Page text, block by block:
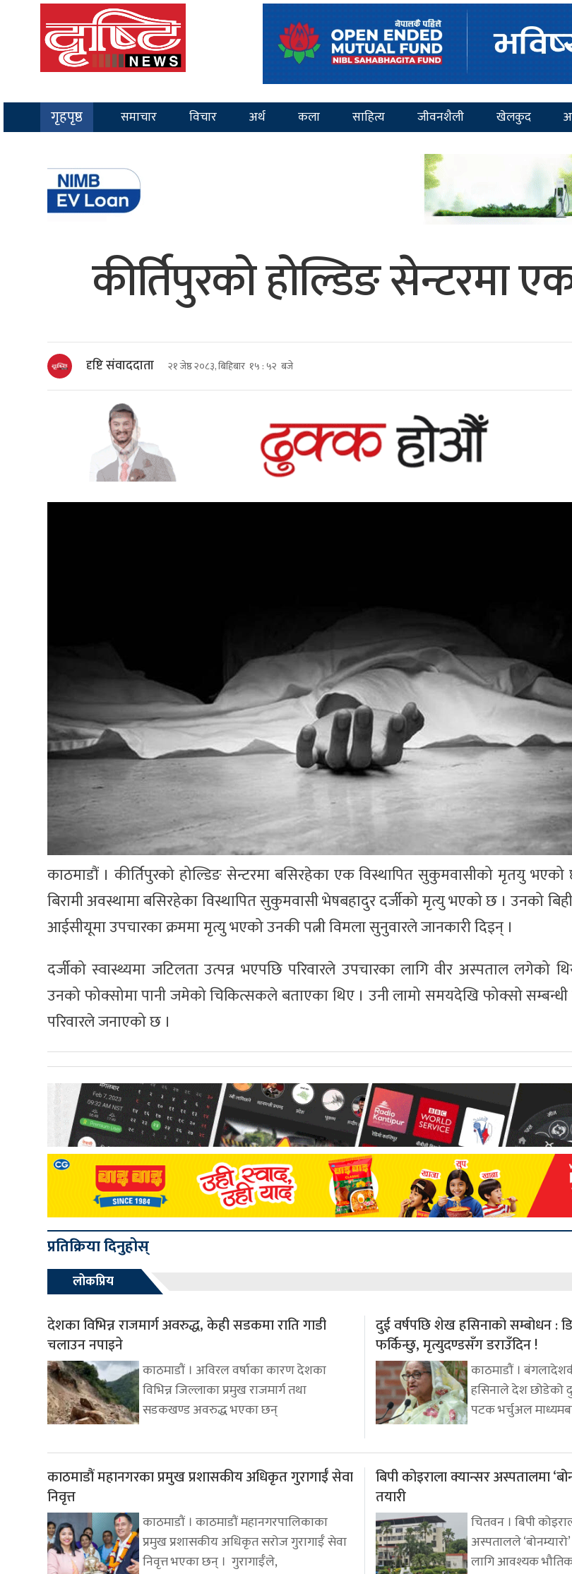
गृहपृष्ठ समाचार विचार अर्थ कला साहित्य जीवनशैली खेलकुद
कीर्तिपुरको होल्डिङ सेन्टरमा
दृष्टि संवाददाता २१ जेष्ठ २०८३, बिहिबार १५ : ५२ बजे
काठमाडौं । कीर्तिपुरको होल्डिङ सेन्टरमा बसिरहेका एक विस्थापित सुकुमवासीको मृतयु
बिरामी अवस्थामा बसिरहेका विस्थापित सुकुमवासी भेषबहादुर दर्जीको मृत्यु भएको छ । उनको
आईसीयूमा उपचारका क्रममा मृत्यु भएको उनकी पत्नी विमला सुनुवारले जानकारी दिइन् ।
दर्जीको स्वास्थ्यमा जटिलता उत्पन्न भएपछि परिवारले उपचारका लागि वीर अस्पताल लगेको
उनको फोक्सोमा पानी जमेको चिकित्सकले बताएका थिए । उनी लामो समयदेखि फोक्सो सम्बन्धी
परिवारले जनाएको छ ।
प्रतिक्रिया दिनुहोस्
लोकप्रिय
देशका विभिन्न राजमार्ग अवरुद्ध, केही सडकमा राति गाडी
चलाउन नपाइने
काठमाडौं । अविरल वर्षाका कारण देशका
विभिन्न जिल्लाका प्रमुख राजमार्ग तथा
सडकखण्ड अवरुद्ध भएका छन्
दुई वर्षपछि शेख हसिनाको सम्बोधन :
फर्किन्छु, मृत्युदण्डसँग डराउँदिन !
काठमाडौं ।
हसिनाले देश छोडेको
पटक भर्चुअल
काठमाडौं महानगरका प्रमुख प्रशासकीय अधिकृत गुरागाईँ सेवा
निवृत्त
काठमाडौं । काठमाडौं महानगरपालिकाका
प्रमुख प्रशासकीय अधिकृत सरोज गुरागाईँ सेवा
निवृत्त भएका छन् । गुरागाईँले,
बिपी कोइराला क्यान्सर अस्पतालमा
तयारी
चितवन । बिपी
अस्पतालले
लागि आवश्यक